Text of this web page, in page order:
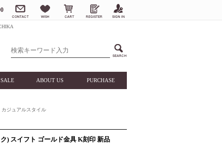
SALE ABOUT US PURCHASE
カジュアルスタイル
) スイフト ゴールド金具 K刻印 新品